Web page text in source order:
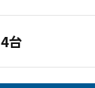
4台